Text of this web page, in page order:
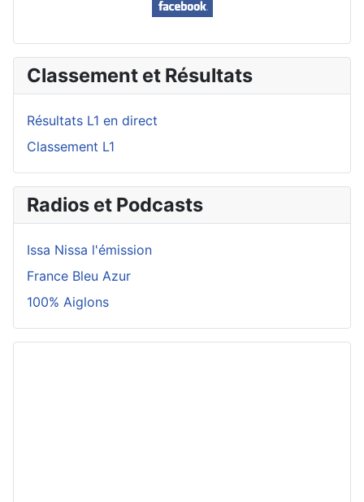
Classement et Résultats
Résultats L1 en direct
Classement L1
Radios et Podcasts
Issa Nissa l'émission
France Bleu Azur
100% Aiglons